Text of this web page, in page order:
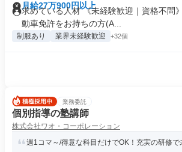
月給27万900円以上
求めている人材 《未経験歓迎｜資格不問
動車免許をお持ちの方(A...
制服あり 業界未経験歓迎 +32個
業務委託
個別指導の塾講師
株式会社ワオ・コーポレーション
週1コマ～/得意な科目だけでOK！充実の研修